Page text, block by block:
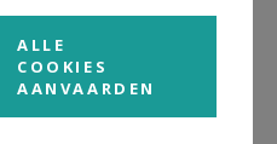
ALLE
COOKIES
AANVAARDEN